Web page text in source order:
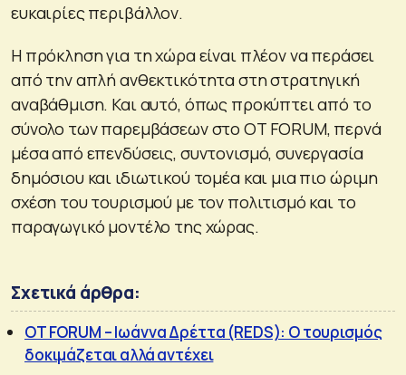
ευκαιρίες περιβάλλον.
Η πρόκληση για τη χώρα είναι πλέον να περάσει
από την απλή ανθεκτικότητα στη στρατηγική
αναβάθμιση. Και αυτό, όπως προκύπτει από το
σύνολο των παρεμβάσεων στο OT FORUM, περνά
μέσα από επενδύσεις, συντονισμό, συνεργασία
δημόσιου και ιδιωτικού τομέα και μια πιο ώριμη
σχέση του τουρισμού με τον πολιτισμό και το
παραγωγικό μοντέλο της χώρας.
Σχετικά άρθρα:
OT FORUM – Ιωάννα Δρέττα (REDS): Ο τουρισμός
δοκιμάζεται αλλά αντέχει